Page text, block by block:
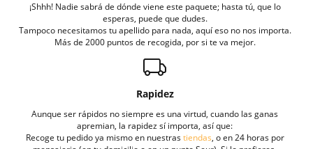
¡Shhh! Nadie sabrá de dónde viene este paquete; hasta tú, que lo
esperas, puede que dudes.
Tampoco necesitamos tu apellido para nada, aquí eso no nos importa.
Más de 2000 puntos de recogida, por si te va mejor.
Rapidez
Aunque ser rápidos no siempre es una virtud, cuando las ganas
apremian, la rapidez sí importa, así que:
Recoge tu pedido ya mismo en nuestrastiendas, o en 24 horas por